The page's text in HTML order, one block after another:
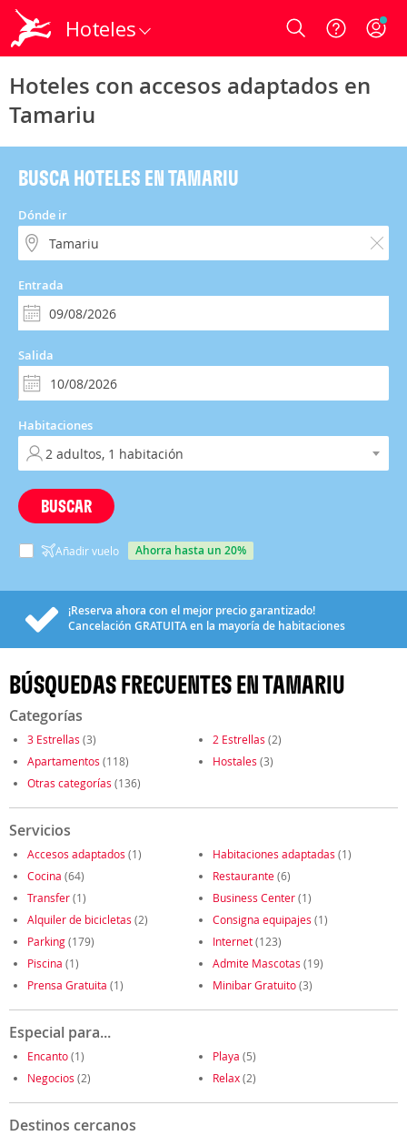
Hoteles Login
Hoteles con accesos adaptados en
Tamariu
BUSCA HOTELES EN TAMARIU
Dónde ir
Entrada
Salida
Habitaciones
BUSCAR
Añadir vuelo ahorra hasta un 20%
¡Reserva ahora con el mejor precio garantizado!
Cancelación GRATUITAen la mayoría de habitaciones
BÚSQUEDAS FRECUENTES EN TAMARIU
Categorías
3 Estrellas (3) 2 Estrellas (2)
Apartamentos (118) Hostales (3)
Otras categorías (136)
Servicios
Accesos adaptados (1) Habitaciones adaptadas (1)
Cocina (64) Restaurante(6)
Transfer(1) Business Center(1)
Alquiler de bicicletas (2) Consigna equipajes (1)
Parking(179) Internet(123)
Piscina (1) Admite Mascotas (19)
Prensa Gratuita (1) Minibar Gratuito(3)
Especial para...
Encanto(1) Playa (5)
Negocios (2) Relax(2)
Destinos cercanos